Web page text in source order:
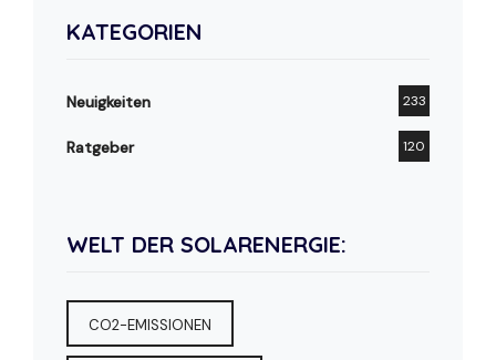
KATEGORIEN
Neuigkeiten 233
Ratgeber 120
WELT DER SOLARENERGIE:
CO2-EMISSIONEN